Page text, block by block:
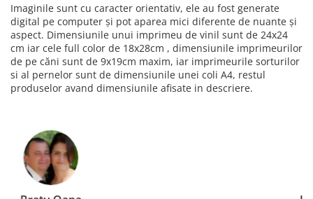
Imaginile sunt cu caracter orientativ, ele au fost generate
digital pe computer și pot aparea mici diferente de nuante și
aspect. Dimensiunile unui imprimeu de vinil sunt de 24x24
cm iar cele full color de 18x28cm , dimensiunile imprimeurilor
de pe căni sunt de 9x19cm maxim, iar imprimeurile sorturilor
si al pernelor sunt de dimensiunile unei coli A4, restul
produselor avand dimensiunile afisate in descriere.